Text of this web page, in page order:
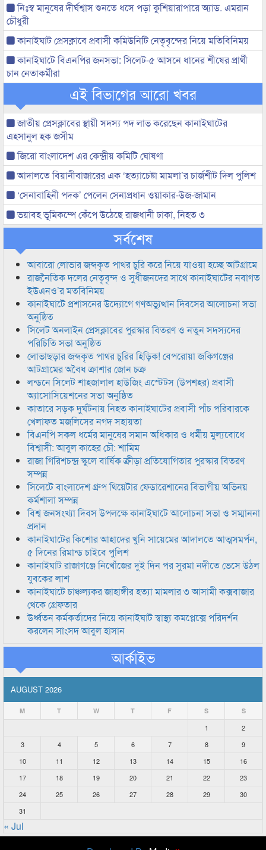
নিঃস্ব মানুষের দীর্ঘশ্বাস শুনতে ধসে পড়া কুশিয়ারাপারে অ্যাড. এমরান
চৌধুরী
কানাইঘাট প্রেসক্লাবে প্রবাসী কমিউনিটি নেতৃবৃন্দের নিয়ে মতিবিনিময়
কানাইঘাটে বিএনপির জনসভা: সিলেট-৫ আসনে ধানের শীষের প্রার্থী
চান নেতাকর্মীরা
এই বিভাগের আরো খবর
জাতীয় প্রেসক্লাবের স্থায়ী সদস্য পদ লাভ করেছেন কানাইঘাটের
এহসানুল হক জসীম
জিরো বাংলাদেশ এর কেন্দ্রীয় কমিটি ঘোষণা
আদালতে বিয়ানীবাজারের এক ‘হত্যাচেষ্টা মামলা’র চার্জশীট দিল পুলিশ
‘সেনাবাহিনী পদক’ পেলেন সেনাপ্রধান ওয়াকার-উজ-জামান
ভয়াবহ ভূমিকম্পে কেঁপে উঠেছে রাজধানী ঢাকা, নিহত ৩
সর্বশেষ
আবারো লোভার জব্দকৃত পাথর চুরি করে নিয়ে যাওয়া হচ্ছে আটগ্রামে
রাজনৈতিক দলের নেতৃবৃন্দ ও সুধীজনদের সাথে কানাইঘাটের নবাগত
ইউএনও’র মতবিনিময়
কানাইঘাটে প্রশাসনের উদ্যোগে গণঅভ্যুত্থান দিবসের আলোচনা সভা
অনুষ্ঠিত
সিলেট অনলাইন প্রেসক্লাবের পুরস্কার বিতরণ ও নতুন সদস্যদের
পরিচিতি সভা অনুষ্ঠিত
লোভাছড়ার জব্দকৃত পাথর চুরির হিড়িক! বেপরোয়া জকিগঞ্জের
আটগ্রামের অবৈধ ক্রাশার জোন চক্র
লন্ডনে সিলেট শাহজালাল হাউজিং এস্টেটস (উপশহর) প্রবাসী
অ্যাসোসিয়েশনের সভা অনুষ্ঠিত
কাতারে সড়ক দুর্ঘটনায় নিহত কানাইঘাটের প্রবাসী পাঁচ পরিবারকে
খেলাফত মজলিসের নগদ সহায়তা
বিএনপি সকল ধর্মের মানুষের সমান অধিকার ও ধর্মীয় মুল্যবোধে
বিশ্বাসী: আবুল কাহের চৌ: শামিম
রাজা গিরিশচন্দ্র স্কুলে বার্ষিক ক্রীড়া প্রতিযোগিতার পুরস্কার বিতরণ
সম্পন্ন
সিলেটে বাংলাদেশ গ্রুপ থিয়েটার ফেডারেশানের বিভাগীয় অভিনয়
কর্মশালা সম্পন্ন
বিশ্ব জনসংখ্যা দিবস উপলক্ষে কানাইঘাটে আলোচনা সভা ও সম্মাননা
প্রদান
কানাইঘাটের কিশোর আহাদের খুনি সায়েমের আদালতে আত্মসমর্পন,
৫ দিনের রিমান্ড চাইবে পুলিশ
কানাইঘাট রাজাগঞ্জে নিখোঁজের দুই দিন পর সুরমা নদীতে ভেসে উঠল
যুবকের লাশ
কানাইঘাটে চাঞ্চল্যকর জাহাঙ্গীর হত্যা মামলার ৩ আসামী কক্সবাজার
থেকে গ্রেফতার
উর্ধ্বতন কর্মকর্তাদের নিয়ে কানাইঘাট স্বাস্থ্য কমপ্লেক্সে পরিদর্শন
করলেন সাংসদ আবুল হাসান
আর্কাইভ
AUGUST 2026
M T W T F S S
1
2
3
4 5 6 7 8
9
10
11 12 13 14 15
16
17
18 19 20 21 22
23
24
25 26 27 28 29
30
31
« Jul